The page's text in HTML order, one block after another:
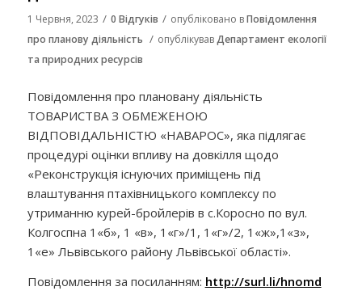
1 Червня, 2023 / 0 Відгуків / опубліковано вПовідомлення
про планову діяльність / опублікувавДепартамент екології
та природних ресурсів
Повідомлення про плановану діяльність
ТОВАРИСТВА З ОБМЕЖЕНОЮ
ВІДПОВІДАЛЬНІСТЮ «НАВАРОС», яка підлягає
процедурі оцінки впливу на довкілля щодо
«Реконструкція існуючих приміщень під
влаштування птахівницького комплексу по
утриманню курей-бройлерів в с.Коросно по вул.
Колгоспна 1«б», 1 «в», 1«г»/1, 1«г»/2, 1«ж»,1«з»,
1«е» Львівського району Львівської області».
Повідомлення за посиланням: http://surl.li/hnomd